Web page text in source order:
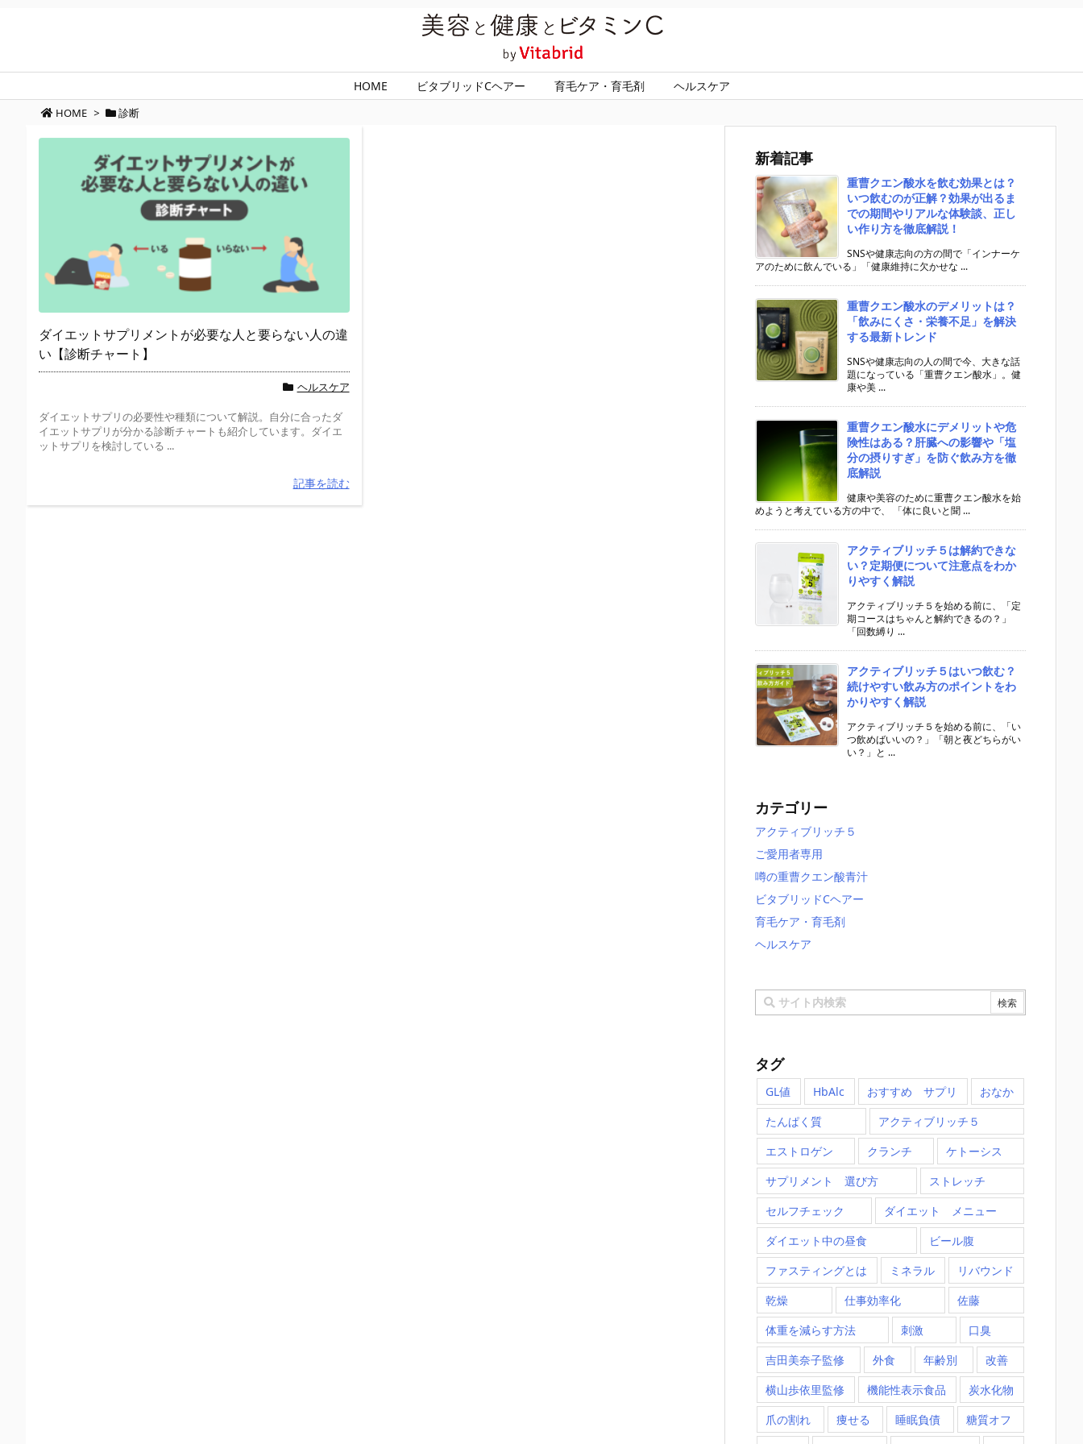
HOME ビタブリッドCヘアー 育毛ケア・育毛剤 ヘルスケア
HOME > 診断
ダイエットサプリメントが必要な人と要らない人の違
い【診断チャート】
ヘルスケア
ダイエットサプリの必要性や種類について解説。自分に合ったダ
イエットサプリが分かる診断チャートも紹介しています。ダイエ
ットサプリを検討している ...
記事を読む
新着記事
重曹クエン酸水を飲む効果とは？
いつ飲むのが正解？効果が出るま
での期間やリアルな体験談、正し
い作り方を徹底解説！
SNSや健康志向の方の間で「インナーケ
アのために飲んでいる」「健康維持に欠かせな ...
重曹クエン酸水のデメリットは？
「飲みにくさ・栄養不足」を解決
する最新トレンド
SNSや健康志向の人の間で今、大きな話
題になっている「重曹クエン酸水」。健
康や美 ...
重曹クエン酸水にデメリットや危
険性はある？肝臓への影響や「塩
分の摂りすぎ」を防ぐ飲み方を徹
底解説
健康や美容のために重曹クエン酸水を始
めようと考えている方の中で、 「体に良いと聞 ...
アクティブリッチ５は解約できな
い？定期便について注意点をわか
りやすく解説
アクティブリッチ５を始める前に、「定
期コースはちゃんと解約できるの？」
「回数縛り ...
アクティブリッチ５はいつ飲む？
続けやすい飲み方のポイントをわ
かりやすく解説
アクティブリッチ５を始める前に、「い
つ飲めばいいの？」「朝と夜どちらがい
い？」と ...
カテゴリー
アクティブリッチ５
ご愛用者専用
噂の重曹クエン酸青汁
ビタブリッドCヘアー
育毛ケア・育毛剤
ヘルスケア
タグ
GL値 HbAlc おすすめ サプリ
おなか
たんぱく質
アクティブリッチ５
エストロゲン
クランチ
ケトーシス
サプリメント 選び方
ストレッチ
セルフチェック
ダイエット メニュー
ダイエット中の昼食
ビール腹
ファスティングとは
ミネラル
リバウンド
乾燥
仕事効率化
佐藤
体重を減らす方法
刺激
口臭
吉田美奈子監修
外食 年齢別
改善
横山歩依里監修
機能性表示食品
炭水化物
爪の割れ
痩せる 睡眠負債
糖質オフ